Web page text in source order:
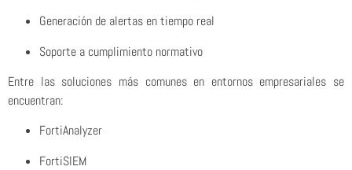
Generación de alertas en tiempo real
Soporte a cumplimiento normativo
Entre las soluciones más comunes en entornos empresariales se
encuentran:
FortiAnalyzer
FortiSIEM